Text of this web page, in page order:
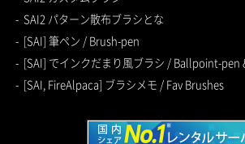
SAI2 パターン散布ブラシとな
[SAI] 筆ペン / Brush-pen
[SAI] でインクだまり風ブラシ / Ballpoint-pen
[SAI, FireAlpaca] ブラシメモ / Fav Brushes